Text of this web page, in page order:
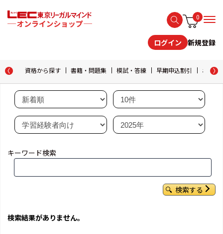
0
ログイン 新規登録
資格から探す 書籍・問題集 模試・答練 早期申込割引 おため
キーワード検索
検索する
検索結果がありません。